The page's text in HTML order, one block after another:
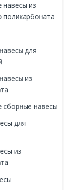
навесы из
поликарбоната
для
из
сборные навесы
для
из